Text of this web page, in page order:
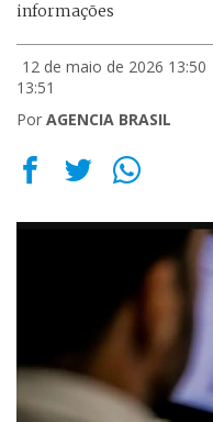
informações
12 de maio de 2026 13:50
13:51
Por AGENCIA BRASIL